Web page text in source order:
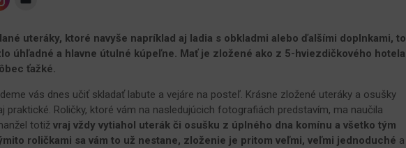
uteráky, ktoré navyše napríklad aj ladia s obkladmi alebo ďalšími doplnkami, to
úhľadné a hlavne útulné kúpeľne. Mať je zložené ako z 5-hviezdičkového hotela
ťažké.
vás dnes učiť skladať labute a vejáre na posteľ. Krásne zložené uteráky a osušky
praktické. Roličky, ktoré vám na nasledujúcich fotografiách predstavím, ma naučila
totižvraj vždy vytiahol uterák či osušku z úplného dna komínu a všetko tým
roličkami sa vám to už nestane, zloženie je pritom veľmi, veľmi jednoduché a